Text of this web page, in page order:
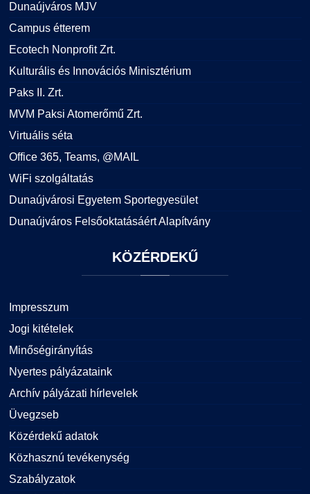
Dunaújváros MJV
Campus étterem
Ecotech Nonprofit Zrt.
Kulturális és Innovációs Minisztérium
Paks II. Zrt.
MVM Paksi Atomerőmű Zrt.
Virtuális séta
Office 365, Teams, @MAIL
WiFi szolgáltatás
Dunaújvárosi Egyetem Sportegyesület
Dunaújváros Felsőoktatásáért Alapítvány
KÖZÉRDEKŰ
Impresszum
Jogi kitételek
Minőségirányítás
Nyertes pályázataink
Archív pályázati hírlevelek
Üvegzseb
Közérdekű adatok
Közhasznú tevékenység
Szabályzatok